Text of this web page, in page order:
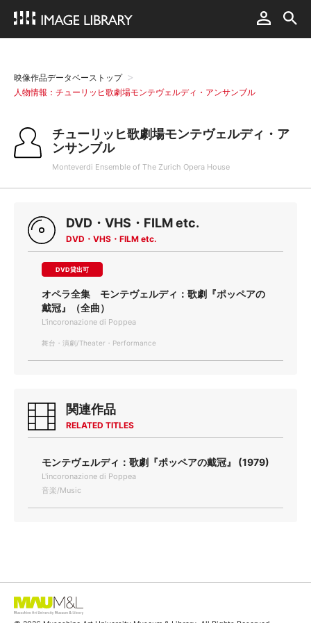
映像作品データベーストップ
人物情報：チューリッヒ歌劇場モンテヴェルディ・アンサンブル
チューリッヒ歌劇場モンテヴェルディ・ア
ンサンブル
Monteverdi Ensemble of The Zurich Opera House
DVD・VHS・FILM etc.
DVD・VHS・FILM etc.
DVD貸出可
オペラ全集 モンテヴェルディ：歌劇『ポッペアの
戴冠』（全曲）
L'incoronazione di Poppea
舞台・演劇/Theater・Performance
関連作品
RELATED TITLES
モンテヴェルディ：歌劇『ポッペアの戴冠』 (1979)
L'incoronazione di Poppea
音楽/Music